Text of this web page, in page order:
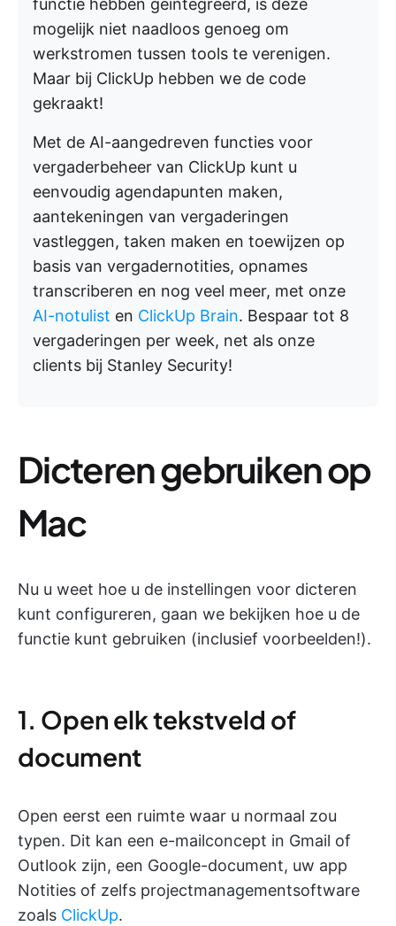
functie hebben geïntegreerd, is deze
mogelijk niet naadloos genoeg om
werkstromen tussen tools te verenigen.
Maar bij ClickUp hebben we de code
gekraakt!
Met de AI-aangedreven functies voor
vergaderbeheer van ClickUp kunt u
eenvoudig agendapunten maken,
aantekeningen van vergaderingen
vastleggen, taken maken en toewijzen op
basis van vergadernotities, opnames
transcriberen en nog veel meer, met onze
AI-notulist en ClickUp Brain. Bespaar tot 8
vergaderingen per week, net als onze
clients bij Stanley Security!
Dicteren gebruiken op
Mac
Nu u weet hoe u de instellingen voor dicteren
kunt configureren, gaan we bekijken hoe u de
functie kunt gebruiken (inclusief voorbeelden!).
1. Open elk tekstveld of
document
Open eerst een ruimte waar u normaal zou
typen. Dit kan een e-mailconcept in Gmail of
Outlook zijn, een Google-document, uw app
Notities of zelfs projectmanagementsoftware
zoals ClickUp.